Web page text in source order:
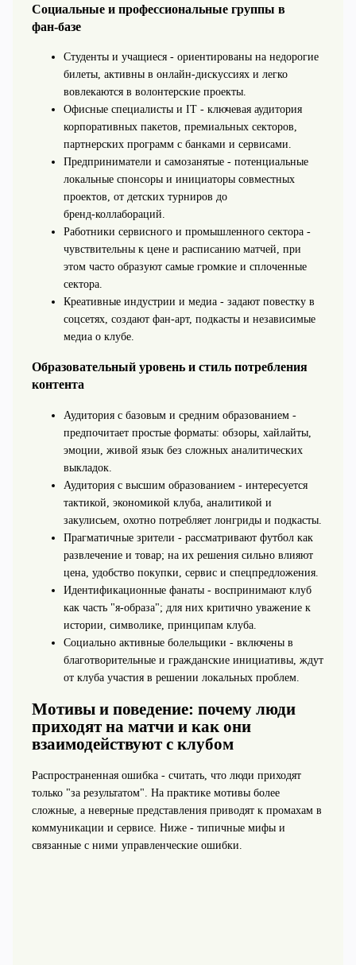
Социальные и профессиональные группы в
фан‑базе
Студенты и учащиеся - ориентированы на недорогие
билеты, активны в онлайн‑дискуссиях и легко
вовлекаются в волонтерские проекты.
Офисные специалисты и IT - ключевая аудитория
корпоративных пакетов, премиальных секторов,
партнерских программ с банками и сервисами.
Предприниматели и самозанятые - потенциальные
локальные спонсоры и инициаторы совместных
проектов, от детских турниров до
бренд‑коллабораций.
Работники сервисного и промышленного сектора -
чувствительны к цене и расписанию матчей, при
этом часто образуют самые громкие и сплоченные
сектора.
Креативные индустрии и медиа - задают повестку в
соцсетях, создают фан‑арт, подкасты и независимые
медиа о клубе.
Образовательный уровень и стиль потребления
контента
Аудитория с базовым и средним образованием -
предпочитает простые форматы: обзоры, хайлайты,
эмоции, живой язык без сложных аналитических
выкладок.
Аудитория с высшим образованием - интересуется
тактикой, экономикой клуба, аналитикой и
закулисьем, охотно потребляет лонгриды и подкасты.
Прагматичные зрители - рассматривают футбол как
развлечение и товар; на их решения сильно влияют
цена, удобство покупки, сервис и спецпредложения.
Идентификационные фанаты - воспринимают клуб
как часть "я‑образа"; для них критично уважение к
истории, символике, принципам клуба.
Социально активные болельщики - включены в
благотворительные и гражданские инициативы, ждут
от клуба участия в решении локальных проблем.
Мотивы и поведение: почему люди
приходят на матчи и как они
взаимодействуют с клубом
Распространенная ошибка - считать, что люди приходят
только "за результатом". На практике мотивы более
сложные, а неверные представления приводят к промахам в
коммуникации и сервисе. Ниже - типичные мифы и
связанные с ними управленческие ошибки.